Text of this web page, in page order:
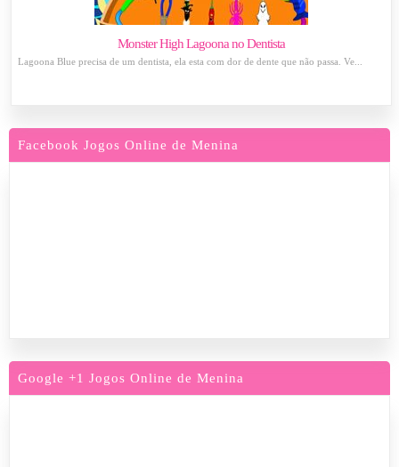
Monster High Lagoona no Dentista
Lagoona Blue precisa de um dentista, ela esta com dor de dente que não passa. Ve...
Facebook Jogos Online de Menina
Google +1 Jogos Online de Menina